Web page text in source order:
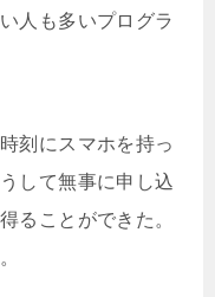
人も多いプログラ
刻にスマホを持っ
して無事に申し込
ることができた。